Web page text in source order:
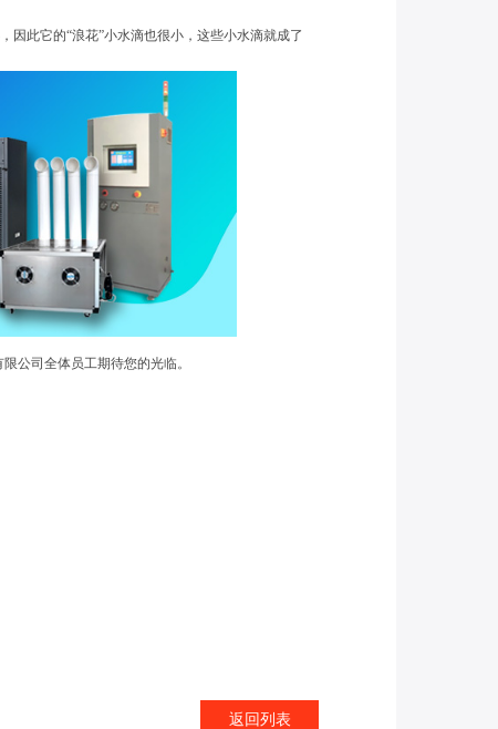
此它的“浪花”小水滴也很小，这些小水滴就成了
公司全体员工期待您的光临。
返回列表